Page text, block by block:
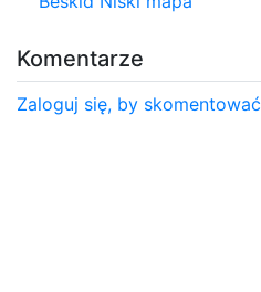
Komentarze
Zaloguj się, by skomentować